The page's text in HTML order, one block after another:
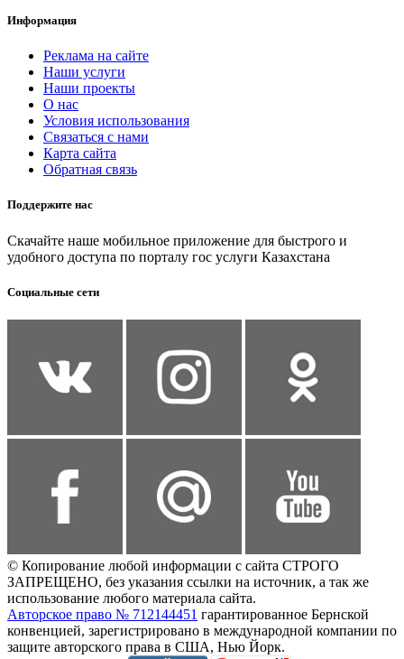
Информация
Реклама на сайте
Наши услуги
Наши проекты
О нас
Условия использования
Связаться с нами
Карта сайта
Обратная связь
Поддержите нас
Скачайте наше мобильное приложение для быстрого и
удобного доступа по порталу гос услуги Казахстана
Социальные сети
© Копирование любой информации с сайта СТРОГО
ЗАПРЕЩЕНО, без указания ссылки на источник, а так же
использование любого материала сайта.
Авторское право № 712144451 гарантированное Бернской
конвенцией, зарегистрировано в международной компании по
защите авторского права в США, Нью Йорк.